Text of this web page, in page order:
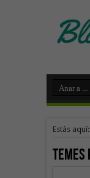
Estàs aquí: